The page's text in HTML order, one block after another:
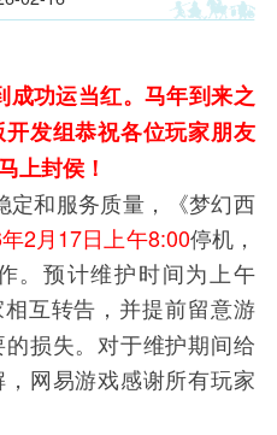
成功运当红。马年到来之
发组恭祝各位玩家朋友
上封侯！
和服务质量，《梦幻西
2月17日上午8:00停机，
。预计维护时间为上午
互转告，并提前留意游
损失。对于维护期间给
网易游戏感谢所有玩家